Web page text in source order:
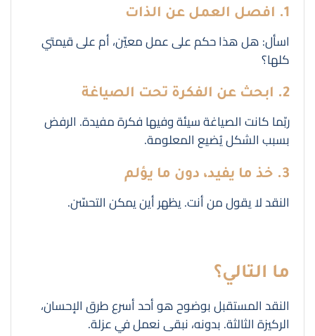
1. افصل العمل عن الذات
اسأل: هل هذا حكم على عمل معيّن، أم على قيمتي
كلها؟
2. ابحث عن الفكرة تحت الصياغة
ربّما كانت الصياغة سيئة وفيها فكرة مفيدة. الرفض
بسبب الشكل يُضيع المعلومة.
3. خذ ما يفيد، دون ما يؤلم
النقد لا يقول من أنت. يظهر أين يمكن التحسّن.
ما التالي؟
النقد المستقبل بوضوح هو أحد أسرع طرق الإحسان،
الركيزة الثالثة. بدونه، نبقى نعمل في عزلة.